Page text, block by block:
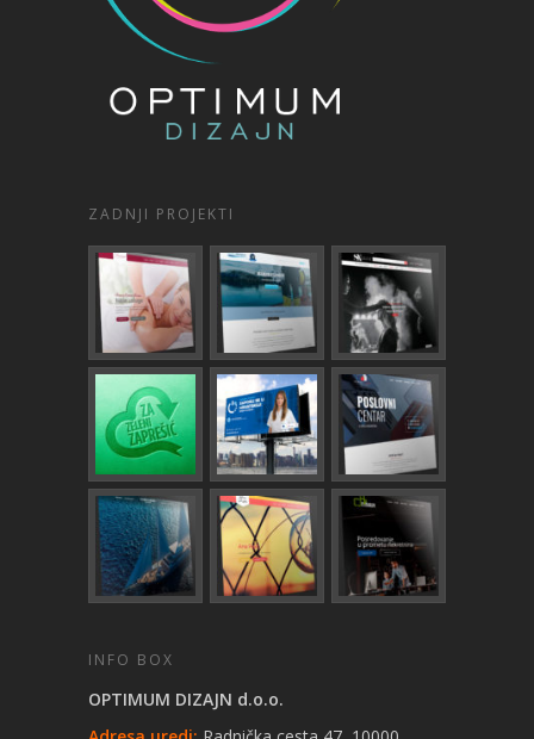
ZADNJI PROJEKTI
INFO BOX
OPTIMUM DIZAJN d.o.o.